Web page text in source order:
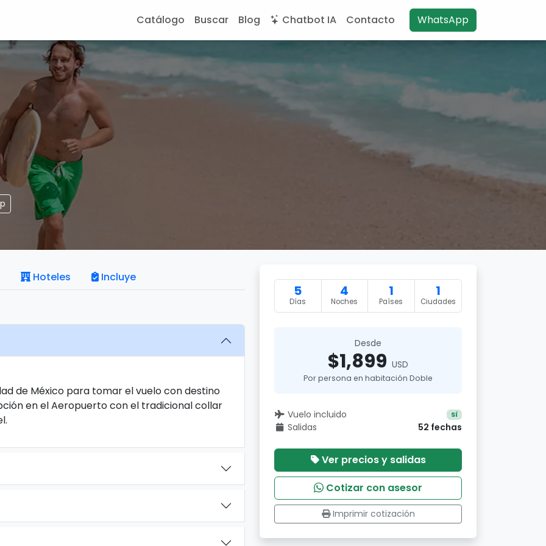
Catálogo Buscar Blog Chatbot IA Contacto WhatsApp
Hoteles Incluye
de México para tomar el vuelo con destino
en el Aeropuerto con el tradicional collar
5
Días
4
Noches
1
Países
1
Ciudades
Desde
$1,899 USD
Por persona en habitación Doble
Vuelo incluido Sí
Salidas 52 fechas
Ver precios y salidas
Cotizar con asesor
Imprimir cotización